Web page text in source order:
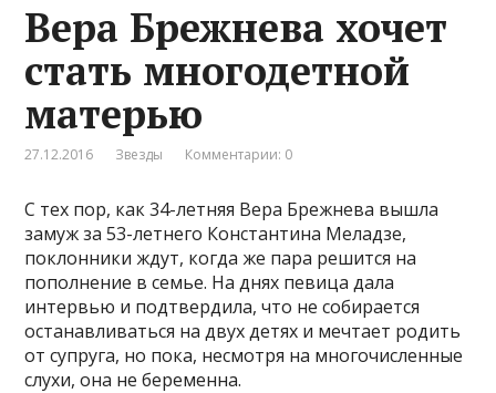
Вера Брежнева хочет
стать многодетной
матерью
27.12.2016 Звезды Комментарии: 0
С тех пор, как 34-летняя Вера Брежнева вышла
замуж за 53-летнего Константина Меладзе,
поклонники ждут, когда же пара решится на
пополнение в семье. На днях певица дала
интервью и подтвердила, что не собирается
останавливаться на двух детях и мечтает родить
от супруга, но пока, несмотря на многочисленные
слухи, она не беременна.